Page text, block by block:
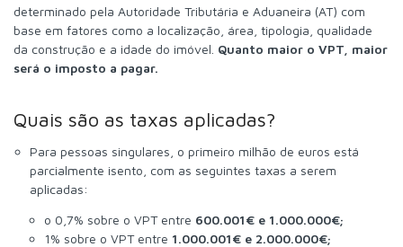
determinado pela Autoridade Tributária e Aduaneira (AT) com
base em fatores como a localização, área, tipologia, qualidade
da construção e a idade do imóvel. Quanto maior o VPT, maior
será o imposto a pagar.
Quais são as taxas aplicadas?
Para pessoas singulares, o primeiro milhão de euros está
parcialmente isento, com as seguintes taxas a serem
aplicadas:
o 0,7% sobre o VPT entre 600.001€ e 1.000.000€;
1% sobre o VPT entre 1.000.001€ e 2.000.000€;